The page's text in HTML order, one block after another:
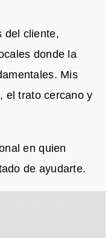
del cliente,
donde la
Mis
el trato cercano y
en quien
de ayudarte.